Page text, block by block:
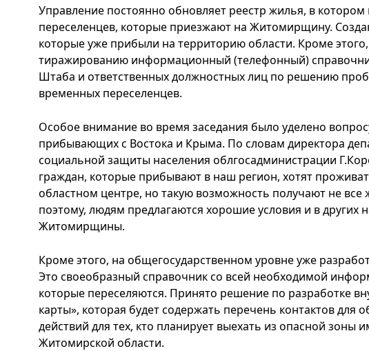
Управление постоянно обновляет реестр жилья, в
переселенцев, которые приезжают на Житомирщину.
которые уже прибыли на территорию области. Кроме
тиражированию информационный (телефонный)
Штаба и ответственных должностных лиц по решению
временных переселенцев.
Особое внимание во время заседания было уделено
прибывающих с Востока и Крыма. По словам директора
социальной защиты населения облгосадминистрации
граждан, которые прибывают в наш регион, хотят
областном центре, но такую возможность получают не
поэтому, людям предлагаются хорошие условия и в других
Житомирщины.
Кроме этого, на общегосударственном уровне уже
Это своеобразный справочник со всей необходимой
которые переселяются. Принято решение по разработке
карты», которая будет содержать перечень контактов для
действий для тех, кто планирует выехать из опасной зоны
Житомирской области.